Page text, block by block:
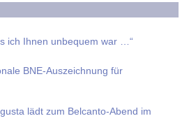
ich Ihnen unbequem war …“
BNE-Auszeichnung für
lädt zum Belcanto-Abend im